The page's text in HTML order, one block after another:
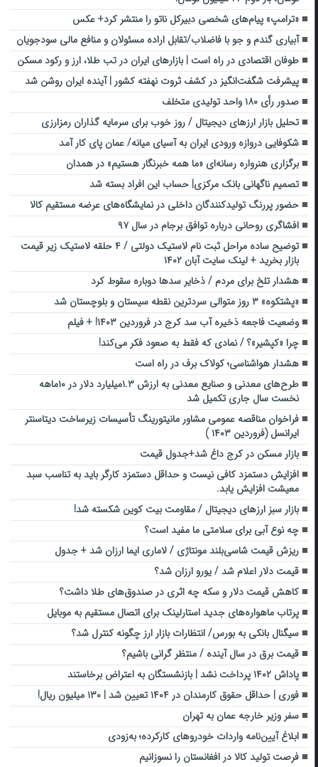
«ترامپ» پیام‌های شخصی دبیرکل ناتو را منتشر کرد+ عکس
آبیاری گندم و جو با فاضلاب/تقابل اراده مسئولان و منافع مالی سودجویان
طوفان اقتصادی در راه است | بازارهای ایران در تب طلا، ارز و رکود مسکن
پیشرفت شگفت‌انگیز در کشف ثروت نهفته کشور | آینده ایران روشن شد
صدور رأی ۱۸۰ واحد تولیدی متخلف
تحلیل بازار ارزهای دیجیتال / روز خوب برای سرمایه گذاران رمزارزی
شکوفایی دروازه ورودی ایران به آسیای میانه/ عمان پای کار آمد
برگزاری هنرواره رسانه‌ای «ما همه خبرنگار هستیم» در همدان
تصمیم ناگهانی بانک مرکزی| حساب این افراد بسته شد
حضور پررنگ تولیدکنندگان داخلی در نمایشگاه‌های عرضه مستقیم کالا
افشاگری روحانی درباره توافق برجام در سال ۹۷
توضیح ساده مراحل ثبت نام لاستیک دولتی / ۴ حلقه لاستیک زیر قیمت
بازار بخرید + لینک سایت آبان ۱۴۰۲
هشدار تلخ برای مردم / ذخایر سد‌ها دوباره سقوط کرد
«پشتکوه» ۳ روز متوالی سردترین نقطه سیستان و بلوچستان شد
وضعیت فاجعه ذخیره آب سد کرج در فروردین ۱۴۰۳! + فیلم
چرا «کپشیر»؟ / نمادی که فقط به صعود فکر می‌کند!
هشدار هواشناسی؛ کولاک برف در راه است
طرح‌های معدنی و صنایع معدنی به ارزش ۱.۳میلیارد دلار در ۱۰ماهه
نخست سال جاری تکمیل شد
فراخوان مناقصه عمومی مشاور مانیتورینگ تأسیسات زیرساخت دیتاسنتر
ایرانسل (فروردین ۱۴۰۳ )
بازار مسکن در کرج داغ شد+جدول قیمت
افزایش دستمزد کافی نیست و حداقل دستمزد کارگر باید به تناسب سبد
معیشت افزایش یابد.
بازار سبز ارزهای دیجیتال / مقاومت بیت کوین شکسته شد!
چه نوع آبی برای سلامتی ما مفید است؟
ریزش قیمت شاسی‌بلند مونتاژی / لاماری ایما ارزان شد + جدول
قیمت دلار اعلام شد / یورو ارزان شد؟
کاهش قیمت دلار و ‌سکه چه اثری در صندوق‌های طلا داشت؟
پرتاب ماهواره‌های جدید استارلینک برای اتصال مستقیم به موبایل
سیگنال بانکی به بورس/ انتظارات بازار ارز چگونه کنترل شد؟
قیمت برق در سال آینده / منتظر گرانی باشیم؟
پاداش ۱۴۰۲ پرداخت نشد | بازنشستگان به اعتراض برخاستند
فوری | حداقل حقوق کارمندان در ۱۴۰۴ تعیین شد | ۱۳۰ میلیون ریال!
سفر وزیر خارجه عمان به تهران
ابلاغ آیین‌نامه واردات خودروهای کارکرده؛ به‌زودی
فرصت تولید کالا در افغانستان را نسوزانیم